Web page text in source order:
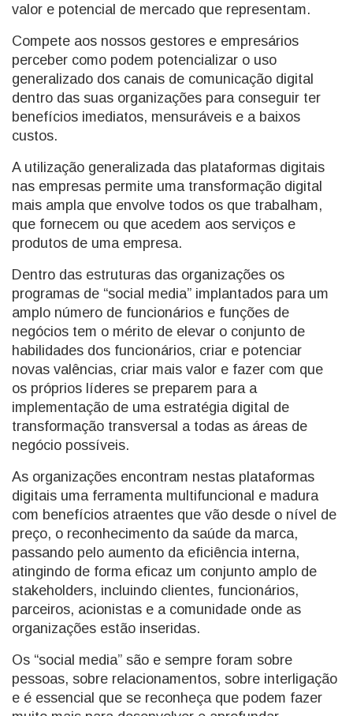
valor e potencial de mercado que representam.
Compete aos nossos gestores e empresários
perceber como podem potencializar o uso
generalizado dos canais de comunicação digital
dentro das suas organizações para conseguir ter
benefícios ​​imediatos, mensuráveis e a baixos
custos.
A utilização generalizada das plataformas digitais
nas empresas permite uma transformação digital
mais ampla que envolve todos os que trabalham,
que fornecem ou que acedem aos serviços e
produtos de uma empresa.
Dentro das estruturas das organizações os
programas de “social media” implantados para um
amplo número de funcionários e funções de
negócios tem o mérito de elevar o conjunto de
habilidades dos funcionários, criar e potenciar
novas valências, criar mais valor e fazer com que
os próprios líderes se preparem para a
implementação de uma estratégia digital de
transformação transversal a todas as áreas de
negócio possíveis.
As organizações encontram nestas plataformas
digitais uma ferramenta multifuncional e madura
com benefícios atraentes que vão desde o nível de
preço, o reconhecimento da saúde da marca,
passando pelo aumento da eficiência interna,
atingindo de forma eficaz um conjunto amplo de
stakeholders, incluindo clientes, funcionários,
parceiros, acionistas e a comunidade onde as
organizações estão inseridas.
Os “social media” são e sempre foram sobre
pessoas, sobre relacionamentos, sobre interligação
e é essencial que se reconheça que podem fazer